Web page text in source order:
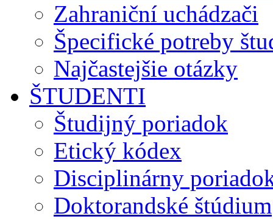
Zahraniční uchádzači
Špecifické potreby
Najčastejšie otázky
ŠTUDENTI
Študijný poriadok
Etický kódex
Disciplinárny
Doktorandské štúdium